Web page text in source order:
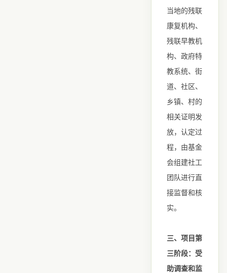
当地的残联
康复机构、
残联早教机
构、政府特
教系统、街
道、社区、
乡镇、村的
相关证明发
放，认定过
程，由基金
会组建社工
团队进行直
接监督和核
实。
三、项目第
三阶段：受
助调查和监